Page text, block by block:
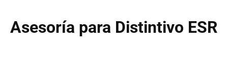
Asesoría para Distintivo ESR